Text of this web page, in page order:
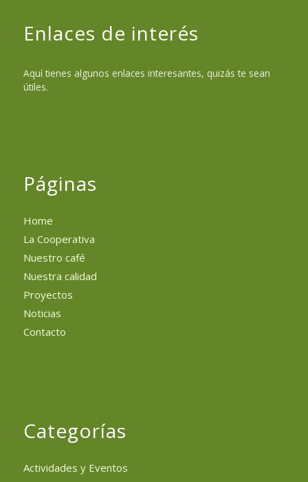
Enlaces de interés
Aquí tienes algunos enlaces interesantes, quizás te sean
útiles.
Páginas
Home
La Cooperativa
Nuestro café
Nuestra calidad
Proyectos
Noticias
Contacto
Categorías
Actividades y Eventos